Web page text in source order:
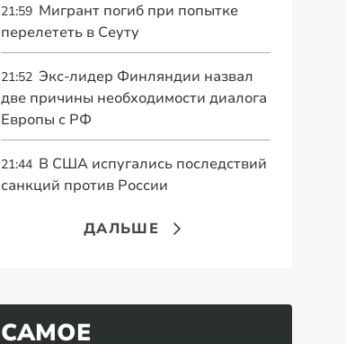
21:59 Мигрант погиб при попытке
перелететь в Сеуту
21:52 Экс-лидер Финляндии назвал
две причины необходимости диалога
Европы с РФ
21:44 В США испугались последствий
санкций против России
ДАЛЬШЕ
САМОЕ